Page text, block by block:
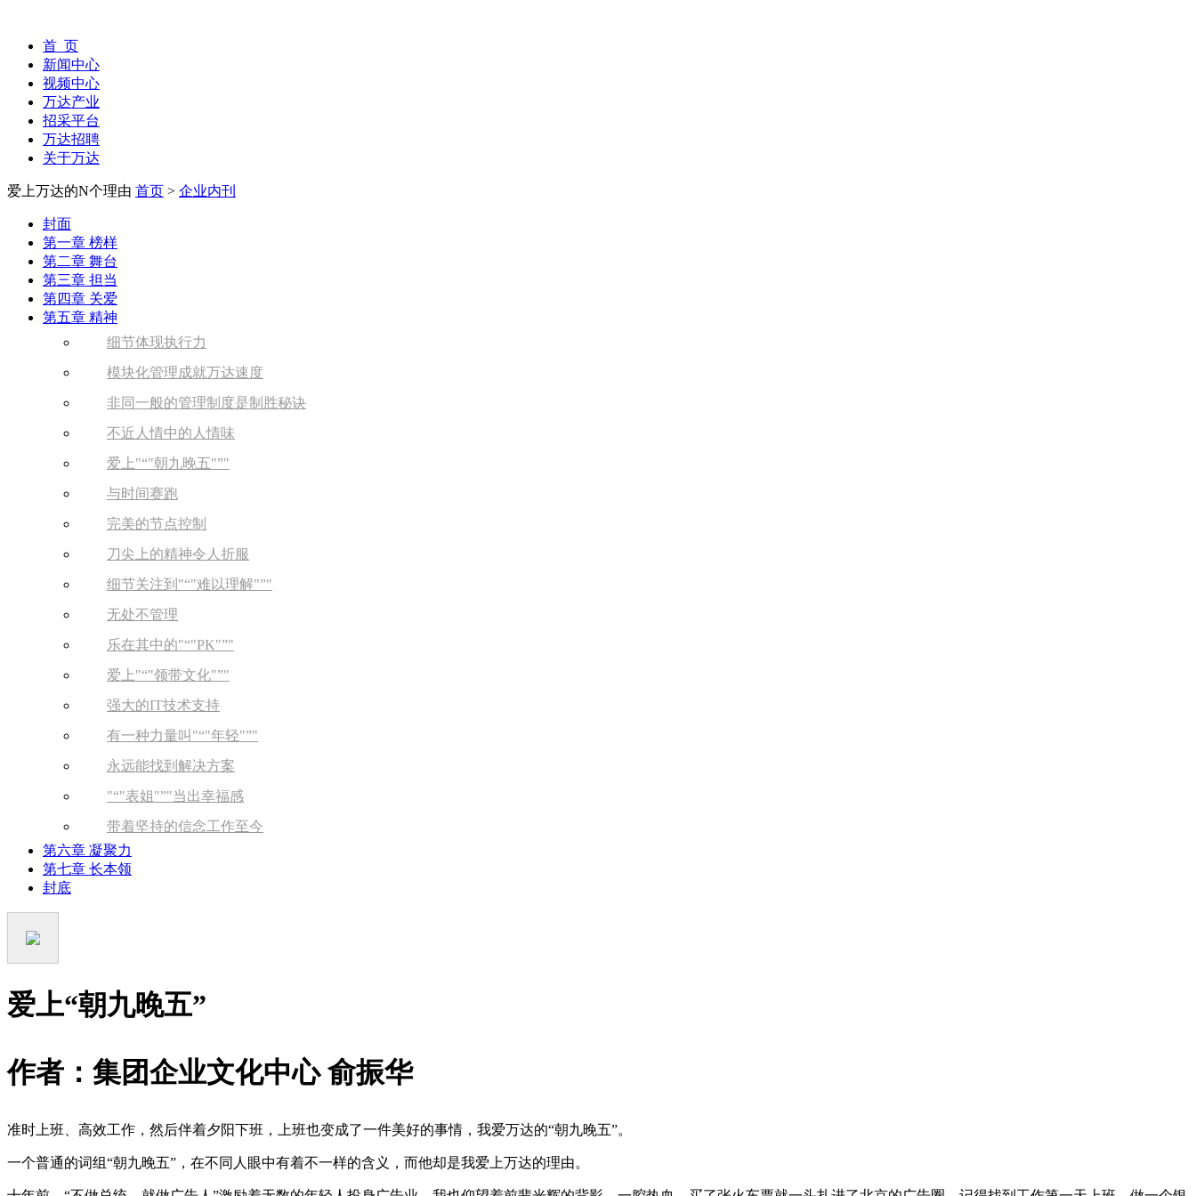
首 页
新闻中心
视频中心
万达产业
招采平台
万达招聘
关于万达
爱上万达的N个理由 首页 > 企业内刊
封面
第一章 榜样
第二章 舞台
第三章 担当
第四章 关爱
第五章 精神
细节体现执行力
模块化管理成就万达速度
非同一般的管理制度是制胜秘诀
不近人情中的人情味
爱上 “ 朝九晚五 ”
与时间赛跑
完美的节点控制
刀尖上的精神令人折服
细节关注到
“ 难以理解 ”
无处不管理
乐在其中的 “ PK ”
爱上 “ 领带文化 ”
强大的IT技术支持
有一种力量叫
“ 年轻 ”
永远能找到解决方案
“ 表姐 ” 当出幸福感
带着坚持的信念工作至今
第六章 凝聚力
第七章 长本领
封底
爱上“朝九晚五”
作者：集团企业文化中心 俞振华
准时上班、高效工作，然后伴着夕阳下班，上班也变成了一件美好的事情，我爱万达的“朝九晚五”。
一个普通的词组“朝九晚五” ，在不同人眼中有着不一样的含义，而他却是我爱上万达的理由。